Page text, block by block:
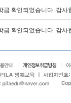
확인되었습니다. 감사
확인되었습니다. 감사